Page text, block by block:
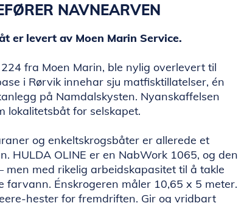
NAVNEARVEN
er levert av Moen Marin Service.
fra Moen Marin, ble nylig overlevert til
i Rørvik innehar sju matfisktillatelser, én
på Namdalskysten. Nyanskaffelsen
lokalitetsbåt for selskapet.
og enkeltskrogsbåter er allerede et
HULDA OLINE er en NabWork 1065, og den
men med rikelig arbeidskapasitet til å takle
farvann. Énskrogeren måler 10,65 x 5 meter.
hester for fremdriften. Gir og vridbart